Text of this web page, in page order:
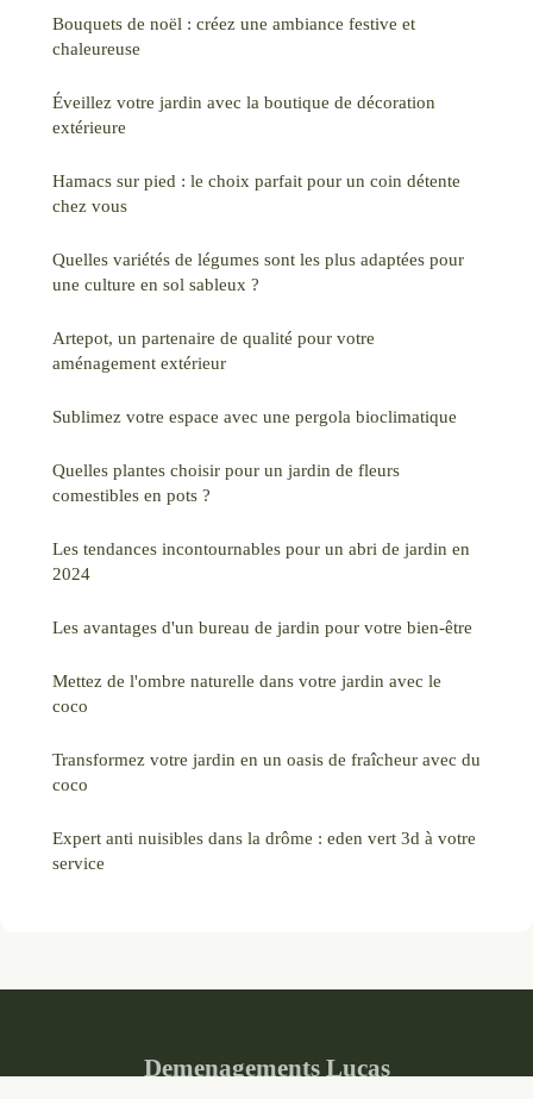
Bouquets de noël : créez une ambiance festive et
chaleureuse
Éveillez votre jardin avec la boutique de décoration
extérieure
Hamacs sur pied : le choix parfait pour un coin détente
chez vous
Quelles variétés de légumes sont les plus adaptées pour
une culture en sol sableux ?
Artepot, un partenaire de qualité pour votre
aménagement extérieur
Sublimez votre espace avec une pergola bioclimatique
Quelles plantes choisir pour un jardin de fleurs
comestibles en pots ?
Les tendances incontournables pour un abri de jardin en
2024
Les avantages d'un bureau de jardin pour votre bien-être
Mettez de l'ombre naturelle dans votre jardin avec le
coco
Transformez votre jardin en un oasis de fraîcheur avec du
coco
Expert anti nuisibles dans la drôme : eden vert 3d à votre
service
Demenagements Lucas